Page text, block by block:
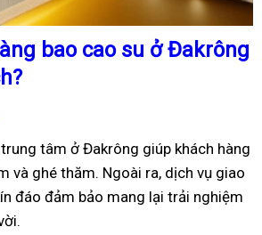
bao cao su ở Đakrông
tâm ở Đakrông giúp khách hàng
và ghé thăm. Ngoài ra, dịch vụ giao
đáo đảm bảo mang lại trải nghiệm